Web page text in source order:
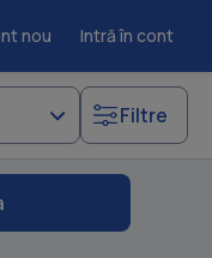
nou Intră în cont
Filtre